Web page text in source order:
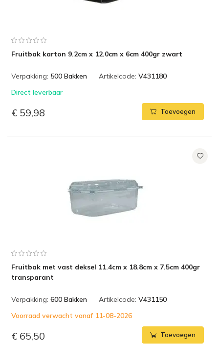
Fruitbak karton 9.2cm x 12.0cm x 6cm 400gr zwart
Verpakking: 500 Bakken Artikelcode: V431180
Direct leverbaar
€ 59,98 Toevoegen
Fruitbak met vast deksel 11.4cm x 18.8cm x 7.5cm 400gr
transparant
Verpakking: 600 Bakken Artikelcode: V431150
Voorraad verwacht vanaf 11-08-2026
€ 65,50 Toevoegen